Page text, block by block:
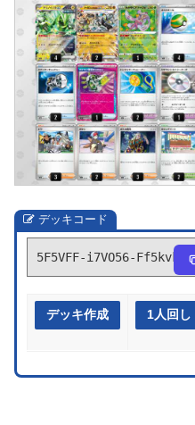
デッキコード
5F5VFF-i7VO56-Ff5kvk
デッキ作成 1人回し